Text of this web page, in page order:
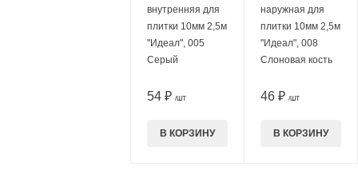
внутренняя для
плитки 10мм 2,5м
"Идеал", 005
Серый
54 ₽ /ШТ
В КОРЗИНУ
наружная для
плитки 10мм 2,5м
"Идеал", 008
Слоновая кость
46 ₽ /ШТ
В КОРЗИНУ